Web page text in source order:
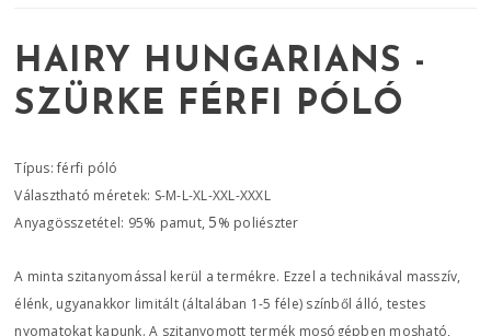
HAIRY HUNGARIANS -
SZÜRKE FÉRFI PÓLÓ
Típus: férfi póló
Választható méretek: S-M-L-XL-XXL-XXXL
Anyagösszetétel: 95% pamut, 5% poliészter
A minta szitanyomással kerül a termékre. Ezzel a technikával masszív,
élénk, ugyanakkor limitált (általában 1-5 féle) színből álló, testes
nyomatokat kapunk. A szitanyomott termék mosógépben mosható,